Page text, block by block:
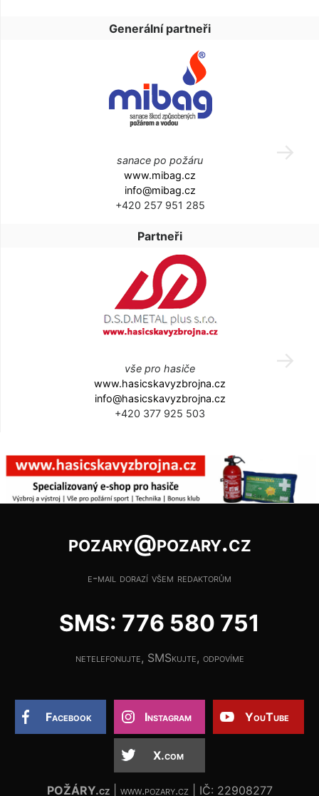
Generální partneři
sanace po požáru
www.mibag.cz
info@mibag.cz
+420 257 951 285
Partneři
vše pro hasiče
www.hasicskavyzbrojna.cz
info@hasicskavyzbrojna.cz
+420 377 925 503
pozary@pozary.cz
e-mail dorazí všem redaktorům
SMS: 776 580 751
netelefonujte, SMSkujte, odpovíme
Facebook Instagram YouTube
X.com
POŽÁRY.cz| www.pozary.cz | IČ: 22908277